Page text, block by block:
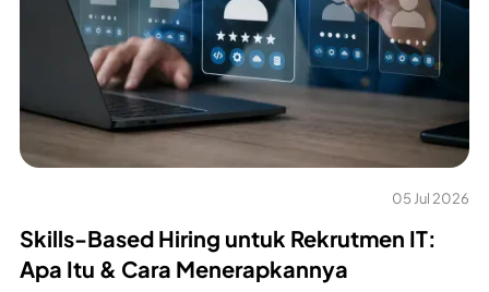
05 Jul 2026
Skills-Based Hiring untuk Rekrutmen IT:
Apa Itu & Cara Menerapkannya